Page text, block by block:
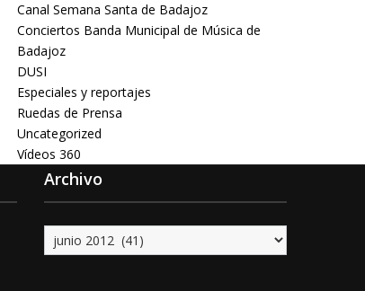
Canal Semana Santa de Badajoz
Conciertos Banda Municipal de Música de
Badajoz
DUSI
Especiales y reportajes
Ruedas de Prensa
Uncategorized
Vídeos 360
Archivo
Archivo